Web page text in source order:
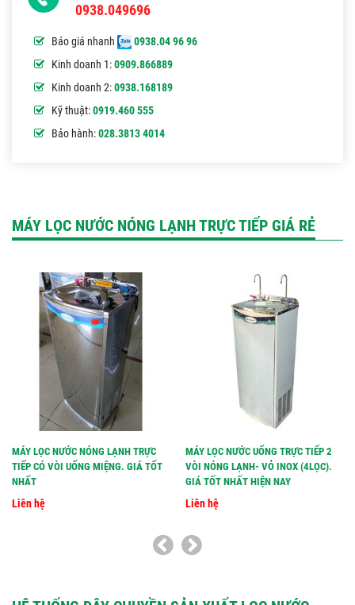
0938.049696
Báo giá nhanh
0938.04 96 96
Kinh doanh 1:0909.866889
Kinh doanh 2:0938.168189
Kỹ thuật:0919.460 555
Bảo hành:028.3813 4014
MÁY LỌC NƯỚC NÓNG LẠNH TRỰC TIẾP GIÁ RẺ
MÁY LỌC NƯỚC NÓNG LẠNH TRỰC
TIẾP CÓ VÒI UỐNG MIỆNG. GIÁ TỐT
NHẤT
Liên hệ
MÁY LỌC NƯỚC UỐNG TRỰC TIẾP 2
VÒI NÓNG LẠNH- VỎ INOX (4LỌC).
GIÁ TỐT NHẤT HIỆN NAY
Liên hệ